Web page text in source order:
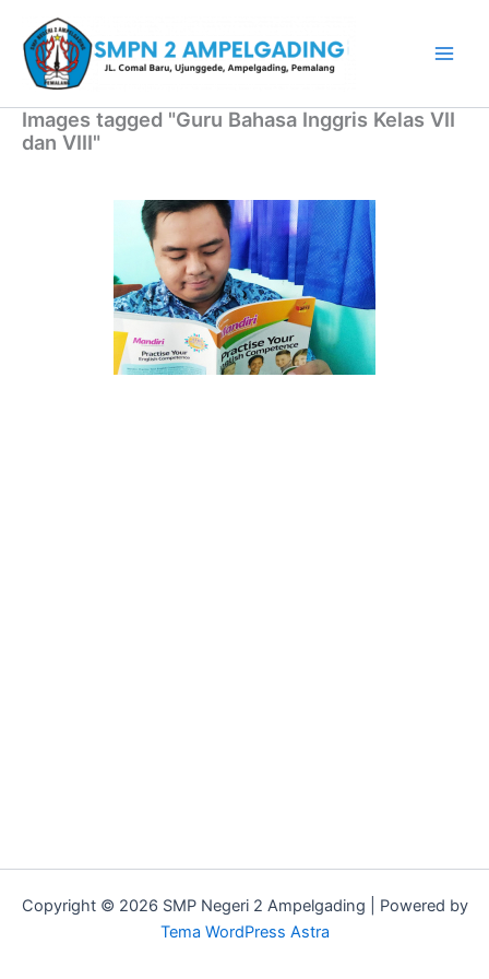
konten
Images tagged "Guru Bahasa Inggris Kelas VII
dan VIII"
Copyright © 2026 SMP Negeri 2 Ampelgading | Powered by
Tema WordPress Astra